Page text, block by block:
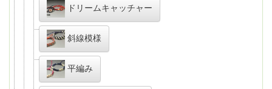
ドリームキャッチャー
斜線模様
平編み